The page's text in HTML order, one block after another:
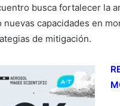
busca fortalecer la
capacidades en
de mitigación.